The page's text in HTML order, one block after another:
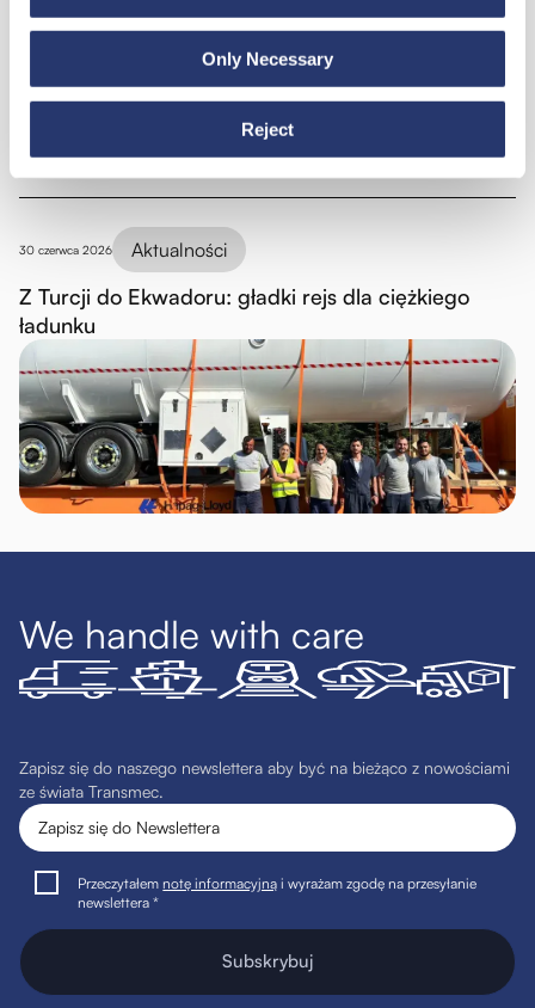
Only Necessary
Reject
30 czerwca 2026 Aktualności
Z Turcji do Ekwadoru: gładki rejs dla ciężkiego
ładunku
We handle with care
Zapisz się do naszego newslettera aby być na bieżąco z nowościami
ze świata Transmec.
Przeczytałemnotę informacyjną i wyrażam zgodę na przesyłanie
newslettera *
Subskrybuj